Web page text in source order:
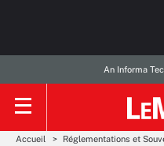
An Informa
Accueil Réglementations et